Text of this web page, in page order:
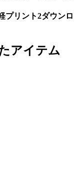
プリント2ダウンロ
アイテム